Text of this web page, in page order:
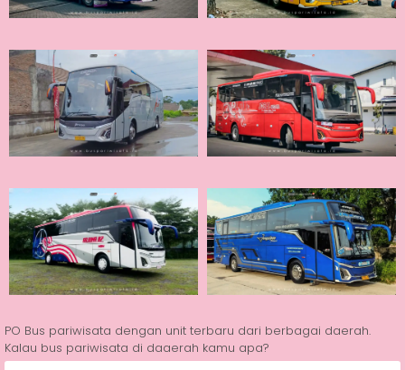
PO Bus pariwisata dengan unit terbaru dari berbagai daerah.
Kalau bus pariwisata di daaerah kamu apa?